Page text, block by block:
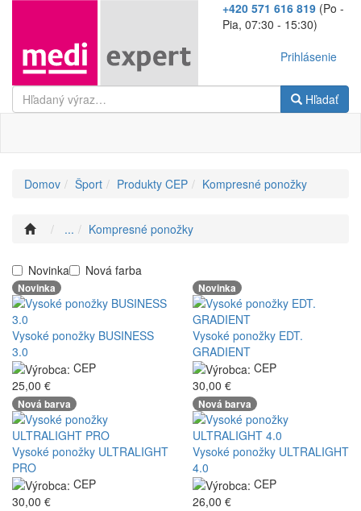
+420 571 616 819 (Po -
Pia, 07:30 - 15:30)
Prihlásenie
Hľadať
Domov Šport Produkty CEP Kompresné ponožky
... Kompresné ponožky
Novinka Nová farba
Novinka
Vysoké ponožky BUSINESS
3.0
CEP
25,00 €
Novinka
Vysoké ponožky EDT.
GRADIENT
CEP
30,00 €
Nová barva
Vysoké ponožky ULTRALIGHT
PRO
CEP
30,00 €
Nová barva
Vysoké ponožky ULTRALIGHT
4.0
CEP
26,00 €